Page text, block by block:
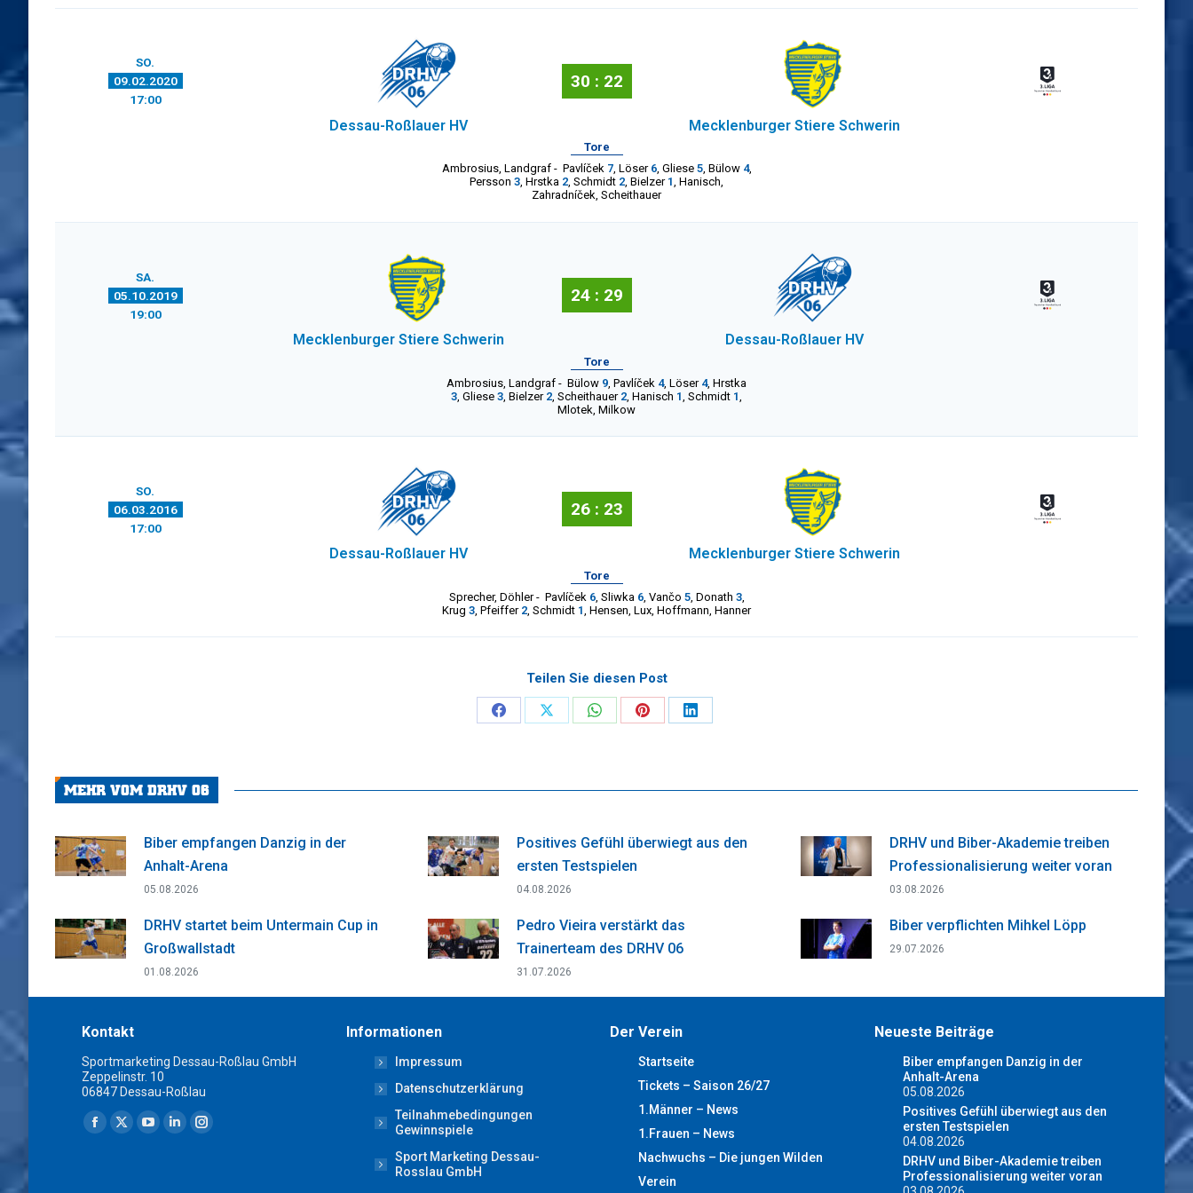
SO.
09.02.2020
17:00
Dessau-Roßlauer HV
30 : 22
Mecklenburger Stiere Schwerin
Tore
Ambrosius, Landgraf- Pavlíček 7, Löser 6, Gliese 5, Bülow 4,
Persson 3, Hrstka 2, Schmidt 2, Bielzer 1, Hanisch,
Zahradníček, Scheithauer
SA.
05.10.2019
19:00
Mecklenburger Stiere Schwerin
24 : 29
Dessau-Roßlauer HV
Tore
Ambrosius Landgraf - Bülow 9 Pavlíček 4, Löser 4, Hrstka
3 Gliese 3 Bielzer 2 Scheithauer 2 Hanisch 1 Schmidt 1
Mlotek Milkow
SO.
06.03.2016
17:00
Dessau-Roßlauer HV
26 : 23
Mecklenburger Stiere Schwerin
Tore
Sprecher, Döhler- Pavlíček 6, Sliwka 6, Vančo 5, Donath 3,
Krug 3 Pfeiffer 2 Schmidt 1 Hensen Lux Hoffmann Hanner
Teilen Sie diesen Post
ShareShareShareShareShare
MEHR VOM DRHV 06
Biber empfangen Danzig in der
Anhalt-Arena
05.08.2026
Positives Gefühl überwiegt aus den
ersten Testspielen
04.08.2026
DRHV und Biber-Akademie treiben
Professionalisierung weiter voran
03.08.2026
DRHV startet beim Untermain Cup in
Großwallstadt
01.08.2026
Pedro Vieira verstärkt das
Trainerteam des DRHV 06
31.07.2026
Biber verpflichten Mihkel Löpp
29.07.2026
Kontakt
Sportmarketing Dessau-Roßlau GmbH
Zeppelinstr. 10
06847 Dessau-Roßlau
Finden Sie uns auf:
Facebook
X
YouTube
LinkedinInstagram
Informationen
Impressum
Datenschutzerklärung
Teilnahmebedingungen
Gewinnspiele
Sport Marketing Dessau-
Rosslau GmbH
Der Verein
Startseite
Tickets – Saison 26/27
1.Männer – News
1.Frauen – News
Nachwuchs – Die jungen Wilden
Verein
Neueste Beiträge
Biber empfangen Danzig in der
Anhalt-Arena
05.08.2026
Positives Gefühl überwiegt aus den
ersten Testspielen
04.08.2026
DRHV und Biber-Akademie treiben
Professionalisierung weiter voran